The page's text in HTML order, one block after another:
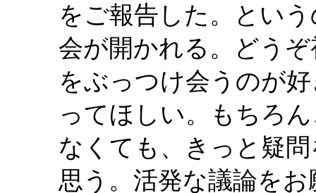
をご報告した。とい
会が開かれる。どう
をぶっつけ会うのが
ってほしい。もちろ
なくても、きっと疑
思う。活発な議論を